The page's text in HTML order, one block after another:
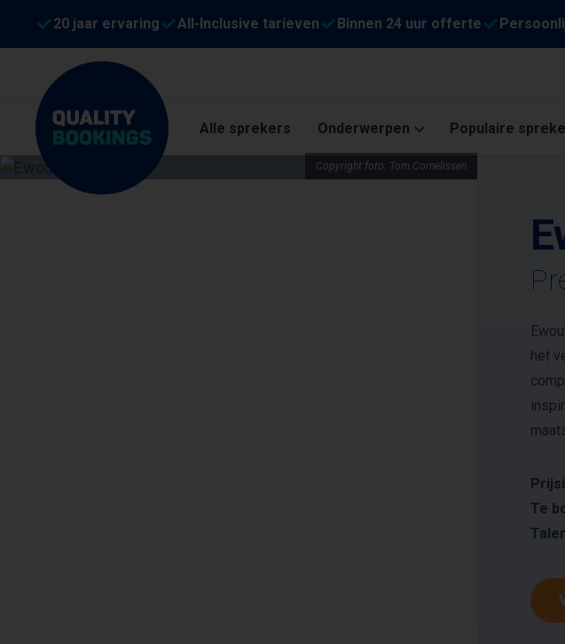
20 jaar ervaring All-Inclusive tarieven Binnen 24 uur offerte
Alle sprekers Onderwerpen Populaire
Copyright foto: Tom Cornelissen
het
Te